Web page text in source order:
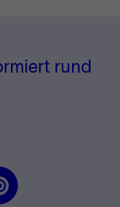
rund